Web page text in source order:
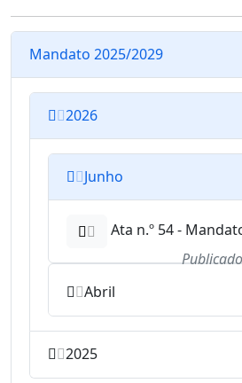
Mandato 2025/2029
2026
Junho
Ata n.º 54 -
Abril
2025